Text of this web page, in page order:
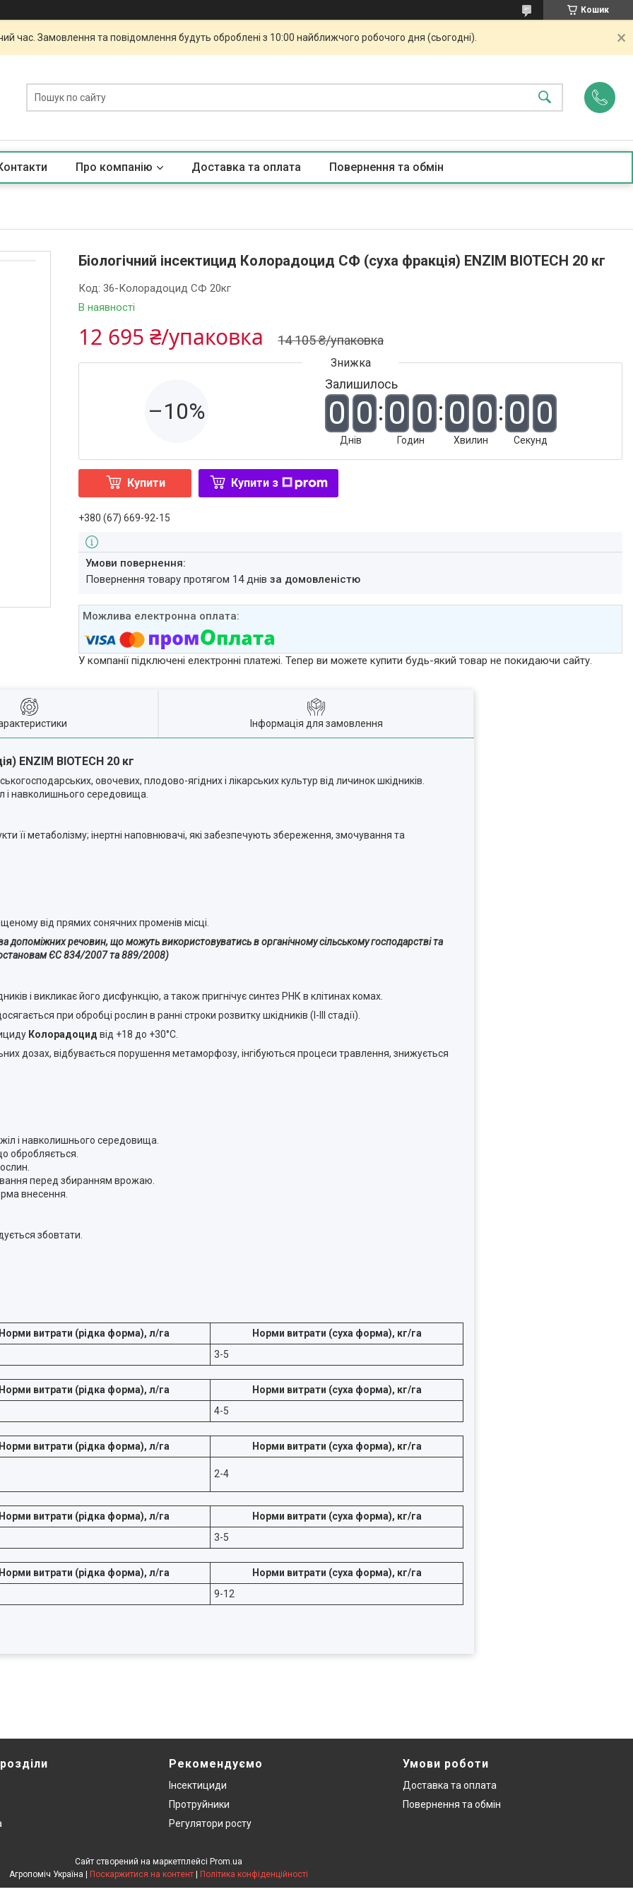
Кошик
час. Замовлення та повідомлення будуть оброблені з 10:00 найближчого робочого дня (сьогодні).
Про компанію Доставка та оплата Повернення та обмін
Біологічний інсектицид Колорадоцид СФ (суха фракція) ENZIM BIOTECH 20 кг
В наявності
Код:36-Колорадоцид СФ 20кг
14 105 ₴/упаковка
12 695 ₴/упаковка
–10%
Залишилось
0 0
Днів
0 0
Годин
0 0
Хвилин
0 0
Секунд
Купити Купити з
+380 (67) 669-92-15
повернення товару протягом 14 днівза домовленістю
У компанії підключені електронні платежі. Тепер ви можете купити будь-який товар не покидаючи сайту.
Інформація для замовлення
ENZIM BIOTECH 20 кг
овочевих, плодово-ягідних і лікарських культур від личинок шкідників.
і навколишнього середовища.
її метаболізму; інертні наповнювачі, які забезпечують збереження, змочування та
від прямих сонячних променів місці.
допоміжних речовин, що можуть використовуватись в органічному сільському господарстві та
ЄС 834/2007 та 889/2008)
і викликає його дисфункцію, а також пригнічує синтез РНК в клітинах комах.
при обробці рослин в ранні строки розвитку шкідників (І-ІІІ стадії).
Колорадоцид від +18 до +30°С.
дозах, відбувається порушення метаморфозу, інгібуються процеси травлення, знижується
і навколишнього середовища.
обробляється.
перед збиранням врожаю.
внесення.
збовтати.
витрати (рідка форма), л/га
Норми витрати (суха форма), кг/га
3-5
витрати (рідка форма), л/га
Норми витрати (суха форма), кг/га
4-5
витрати (рідка форма), л/га Норми витрати (суха форма), кг/га
2-4
витрати (рідка форма), л/га
Норми витрати (суха форма), кг/га
3-5
витрати (рідка форма), л/га
Норми витрати (суха форма), кг/га
9-12
Рекомендуємо
Інсектициди
Протруйники
Регулятори росту
Умови роботи
Доставка та оплата
Повернення та обмін
Сайт створений на маркетплейсі Prom.ua
Агропоміч Україна | Поскаржитися на контент | Політика конфіденційності